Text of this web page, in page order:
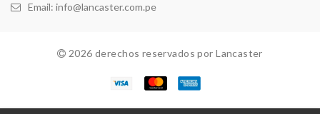
Email: info@lancaster.com.pe
2026 derechos reservados por Lancaster